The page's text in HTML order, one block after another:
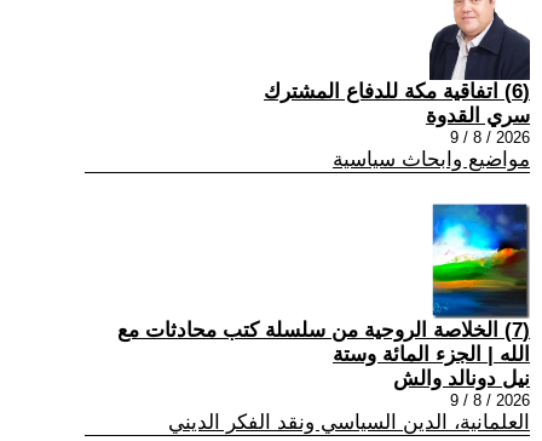
(6) اتفاقية مكة للدفاع المشترك
سري القدوة
2026 / 8 / 9
مواضيع وابحاث سياسية
(7) الخلاصة الروحية من سلسلة كتب محادثات مع
الله | الجزء المائة وستة
نيل دونالد والش
2026 / 8 / 9
العلمانية، الدين السياسي ونقد الفكر الديني